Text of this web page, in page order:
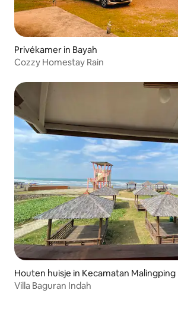
Privékamer in Bayah
Cozzy Homestay Rain
Houten huisje in Kecamatan Malingping
Villa Baguran Indah